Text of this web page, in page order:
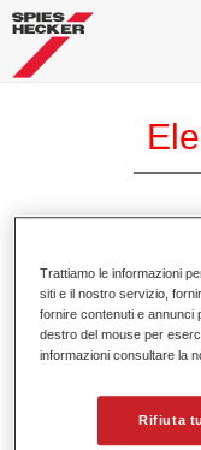
Permacron®
Codice materiale
GMC
Continua a leggere
Trattiamo le informazioni
siti e il nostro servizio,
fornire contenuti e annunci
destro del mouse per
informazioni consultare la
Rifiuta